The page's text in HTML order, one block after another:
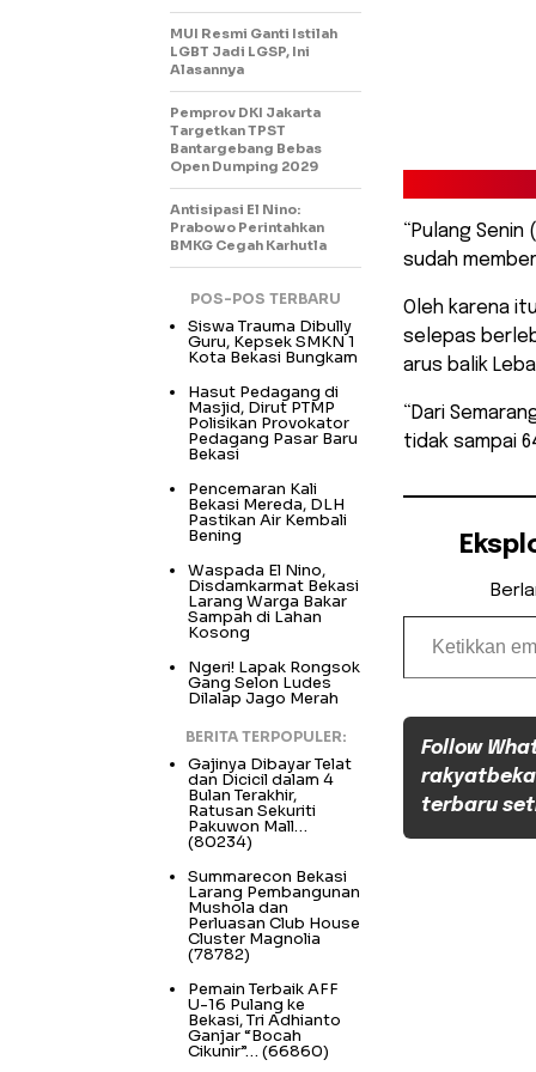
“Pulang
sudah
Oleh karena
selepas
arus balik
“Dari
tidak sampai
Ketikkan email Anda...
Follow
terbaru
MUI Resmi Ganti Istilah
LGBT Jadi LGSP, Ini
Alasannya
Pemprov DKI Jakarta
Targetkan TPST
Bantargebang Bebas
Open Dumping 2029
Antisipasi El Nino:
Prabowo Perintahkan
BMKG Cegah Karhutla
POS-POS TERBARU
Siswa Trauma Dibully
Guru, Kepsek SMKN 1
Kota Bekasi Bungkam
Hasut Pedagang di
Masjid, Dirut PTMP
Polisikan Provokator
Pedagang Pasar Baru
Bekasi
Pencemaran Kali
Bekasi Mereda, DLH
Pastikan Air Kembali
Bening
Waspada El Nino,
Disdamkarmat Bekasi
Larang Warga Bakar
Sampah di Lahan
Kosong
Ngeri! Lapak Rongsok
Gang Selon Ludes
Dilalap Jago Merah
BERITA TERPOPULER:
Gajinya Dibayar Telat
dan Dicicil dalam 4
Bulan Terakhir,
Ratusan Sekuriti
Pakuwon Mall…
(80234)
Summarecon Bekasi
Larang Pembangunan
Mushola dan
Perluasan Club House
Cluster Magnolia
(78782)
Pemain Terbaik AFF
U-16 Pulang ke
Bekasi, Tri Adhianto
Ganjar “Bocah
Cikunir”… (66860)